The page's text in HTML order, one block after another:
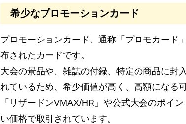
希少なプロモーションカード
プロモーションカード、通称「プロモカード
布されたカードです。
大会の景品や、雑誌の付録、特定の商品に封
れているため、希少価値が高く、高額になる
「リザードンVMAX/HR」や公式大会のポイ
い価格で取引されています。